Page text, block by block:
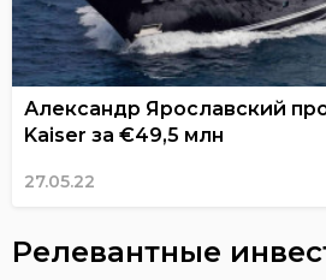
Александр Ярославский
Kaiser за €49,5 млн
27.05.22
Релевантные